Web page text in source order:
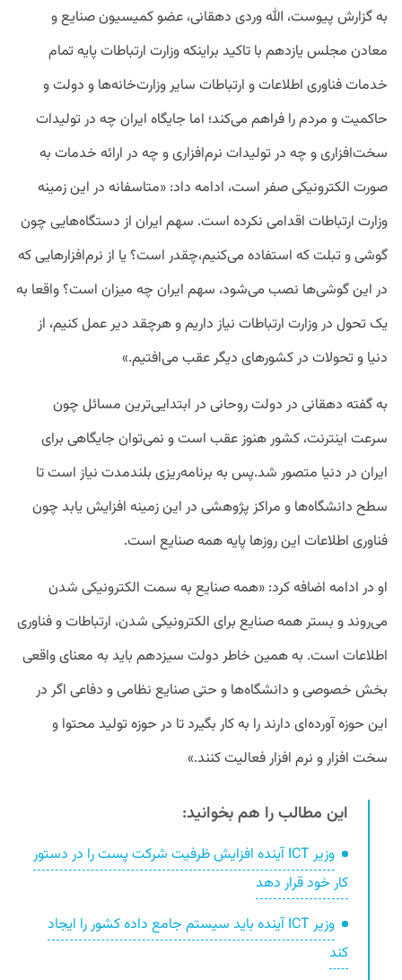
به گزارش پیوست، الله وردی دهقانی، عضو کمیسیون صنایع و
معادن مجلس یازدهم با تاکید براینکه وزارت ارتباطات پایه تمام
خدمات فناوری اطلاعات و ارتباطات سایر وزارت‌خانه‌ها و دولت و
حاکمیت و مردم را فراهم می‌کند؛ اما جایگاه ایران چه در تولیدات
سخت‌افزاری و چه در تولیدات نرم‌افزاری و چه در ارائه خدمات به
صورت الکترونیکی صفر است، ادامه داد: «متاسفانه در این زمینه
وزارت ارتباطات اقدامی نکرده است. سهم ایران از دستگاه‌هایی چون
گوشی و تبلت که استفاده می‌کنیم،چقدر است؟ یا از نرم‌افزارهایی که
در این گوشی‌ها نصب می‌شود، سهم ایران چه میزان است؟ واقعا به
یک تحول در وزارت‌ ارتباطات نیاز داریم و هرچقد دیر عمل کنیم، از
دنیا و تحولات در کشورهای دیگر عقب می‌افتیم.»
به گفته دهقانی در دولت روحانی در ابتدایی‌ترین مسائل چون
سرعت اینترنت، کشور هنوز عقب است و نمی‌توان جایگاهی برای
ایران در دنیا متصور شد.پس به برنامه‌ریزی بلندمدت نیاز است تا
سطح دانشگاه‌ها و مراکز پژوهشی در این زمینه افزایش یابد چون
فناوری اطلاعات این روزها پایه همه صنایع است.
او در ادامه اضافه کرد: «همه صنایع به سمت الکترونیکی شدن
می‌روند و بستر همه صنایع برای الکترونیکی شدن، ارتباطات و فناوری
اطلاعات است. به همین خاطر دولت سیزدهم باید به معنای واقعی
بخش خصوصی و دانشگاه‌ها و حتی صنایع نظامی و دفاعی اگر در
این حوزه آورده‌ای دارند را به کار بگیرد تا در حوزه تولید محتوا و
سخت افزار و نرم افزار فعالیت کنند.»
این مطالب را هم بخوانید:
وزیر ICT آینده افزایش ظرفیت شرکت پست را در دستور
کار خود قرار دهد
وزیر ICT آینده باید سیستم جامع داده کشور را ایجاد
کند